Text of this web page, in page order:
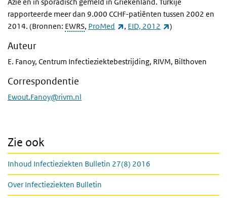
rapporteerde meer dan 9.000 CCHF-patiënten tussen 2002 en
2014. (Bronnen: EWRS, ProMed (externe link)
, EID, 2012 (externe link)
)
Auteur
E. Fanoy, Centrum Infectieziektebestrijding, RIVM, Bilthoven
Correspondentie
Ewout.Fanoy@rivm.nl
Zie ook
Inhoud Infectieziekten Bulletin 27(8) 2016
Over Infectieziekten Bulletin